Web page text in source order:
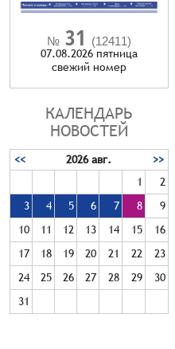
№ 31 (12411)
07.08.2026 пятница
cвежий номер
КАЛЕНДАРЬ
НОВОСТЕЙ
<< 2026 авг.
>>
1
2
3
4 5 6 7 8
9
10
11 12 13 14 15
16
17
18 19 20 21 22
23
24
25 26 27 28 29
30
31